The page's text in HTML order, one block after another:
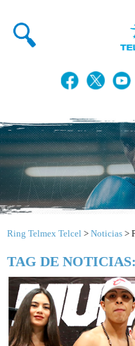
Ring Telmex Telcel > Noticias >
TAG DE